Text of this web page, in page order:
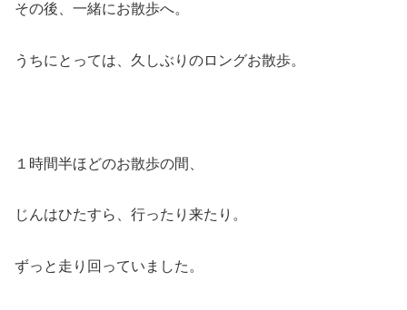
その後、一緒にお散歩へ。
うちにとっては、久しぶりのロングお散歩。
１時間半ほどのお散歩の間、
じんはひたすら、行ったり来たり。
ずっと走り回っていました。